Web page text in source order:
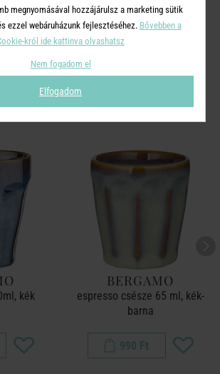
TOVÁBBI
TERMÉKEI
kék
BERGAMO
espresso csésze 65 ml, kék-
barna
990 Ft
megnyomásával hozzájárulsz a marketing sütik
ezzel webáruházunk fejlesztéséhez. Bővebben a
król ide kattinva olvashatsz
Nem fogadom el
Elfogadom